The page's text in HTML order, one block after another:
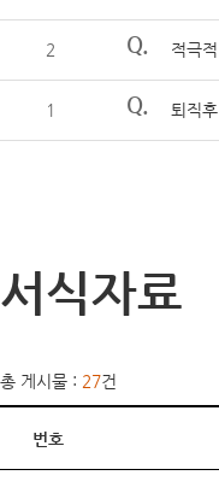
2 Q. 적극
1 Q. 퇴직
서식자료
총 게시물 : 27건
번호